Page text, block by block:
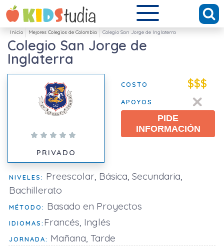
Inicio Mejores Colegios de Colombia Colegio San Jorge de Inglaterra
Colegio San Jorge de
Inglaterra
PRIVADO
COSTO $$$
APOYOS
PIDE
INFORMACIÓN
NIVELES: Preescolar, Básica, Secundaria,
Bachillerato
MÉTODO: Basado en Proyectos
IDIOMAS: Francés, Inglés
JORNADA: Mañana, Tarde